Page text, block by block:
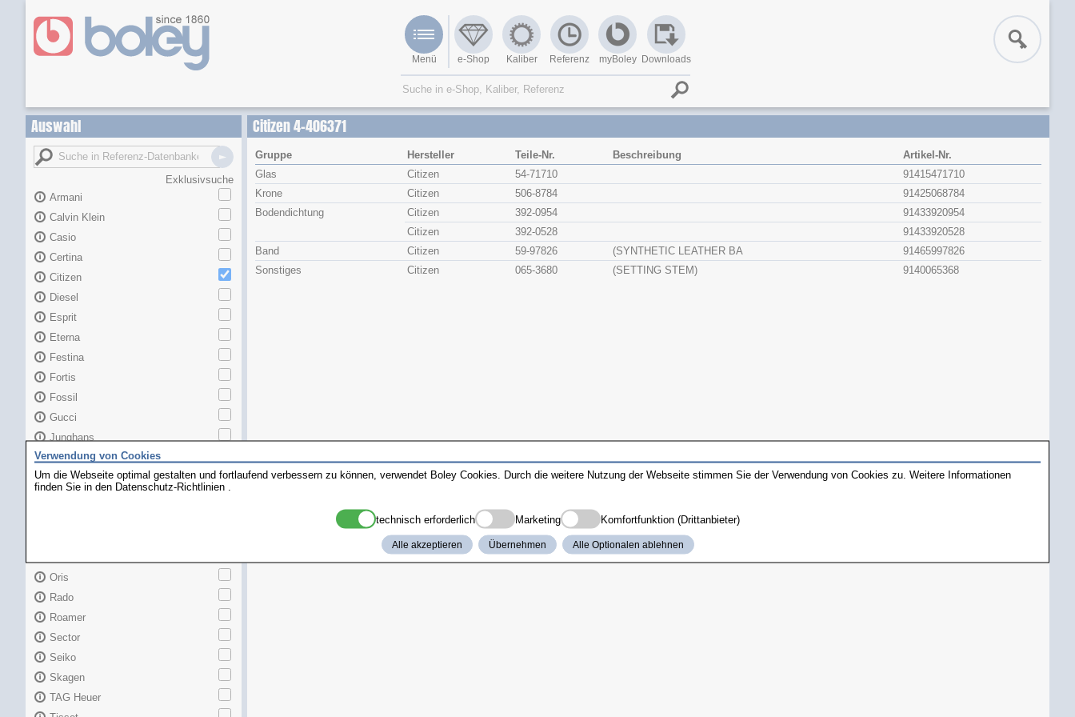
Menü e-Shop Kaliber Referenz myBoley Downloads
Auswahl
Exklusivsuche
Armani
Calvin Klein
Casio
Certina
Citizen
Diesel
Esprit
Eterna
Festina
Fortis
Fossil
Gucci
Junghans
Longines
Maurice Lacroix
Oris
Rado
Roamer
Sector
Seiko
Skagen
TAG Heuer
Citizen 4-406371
Gruppe Hersteller Teile-Nr. Beschreibung
Artikel-Nr.
Glas
Citizen 54-71710
91415471710
Krone
Citizen 506-8784
91425068784
Bodendichtung
Citizen 392-0954
91433920954
Citizen
392-0528
91433920528
Band
Citizen 59-97826 (SYNTHETIC LEATHER BA
91465997826
Sonstiges
Citizen 065-3680 (SETTING STEM) 9140065368
Verwendung von Cookies
Um die Webseite optimal gestalten und fortlaufend verbessern zu können, verwendet Boley Cookies. Durch die weitere Nutzung der Webseite stimmen Sie der Verwendung von Cookies zu. Weitere Informationen
finden Sie in den Datenschutz-Richtlinien
technisch erforderlich Marketing Komfortfunktion (Drittanbieter)
Alle akzeptieren Übernehmen Alle Optionalen ablehnen